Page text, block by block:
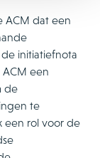
ACM dat een
initiatiefnota
een
de
te
een rol voor de